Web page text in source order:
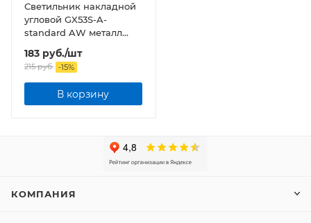
Светильник накладной
угловой GX53S-A-
standard AW металл
под лампу GX53 230B
белый
183 руб./шт
215руб. -15%
В корзину
КОМПАНИЯ